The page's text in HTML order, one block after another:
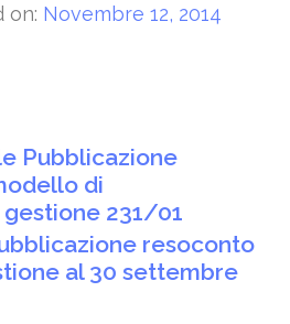
on: Novembre 12, 2014
Pubblicazione
di
231/01
resoconto
al 30 settembre